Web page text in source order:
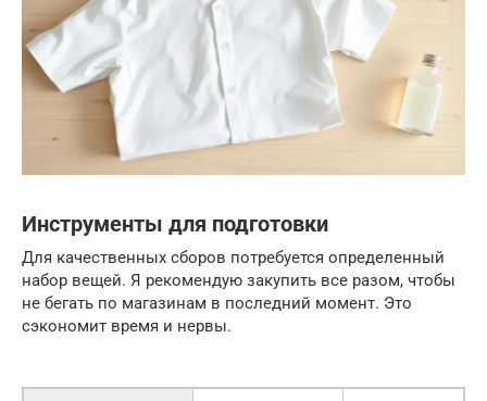
Инструменты для подготовки
Для качественных сборов потребуется определенный
набор вещей. Я рекомендую закупить все разом, чтобы
не бегать по магазинам в последний момент. Это
сэкономит время и нервы.